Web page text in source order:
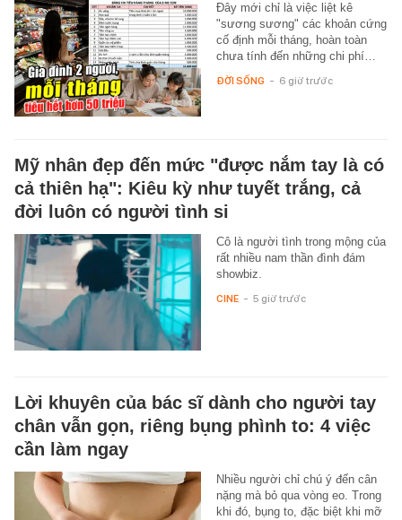
Đây mới chỉ là việc liệt kê
"sương sương" các khoản cứng
cố định mỗi tháng, hoàn toàn
chưa tính đến những chi phí…
ĐỜI SỐNG - 6 giờ trước
Mỹ nhân đẹp đến mức "được nắm tay là có
cả thiên hạ": Kiêu kỳ như tuyết trắng, cả
đời luôn có người tình si
Cô là người tình trong mộng của
rất nhiều nam thần đình đám
showbiz.
CINE - 5 giờ trước
Lời khuyên của bác sĩ dành cho người tay
chân vẫn gọn, riêng bụng phình to: 4 việc
cần làm ngay
Nhiều người chỉ chú ý đến cân
nặng mà bỏ qua vòng eo. Trong
khi đó, bụng to, đặc biệt khi mỡ